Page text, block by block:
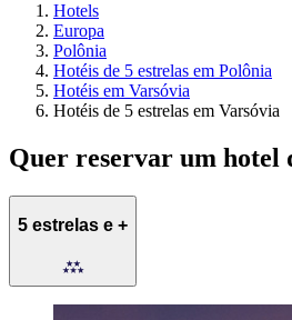
Hotels
Europa
Polônia
Hotéis de 5 estrelas em Polônia
Hotéis em Varsóvia
Hotéis de 5 estrelas em Varsóvia
Quer reservar um hotel
5 estrelas e +